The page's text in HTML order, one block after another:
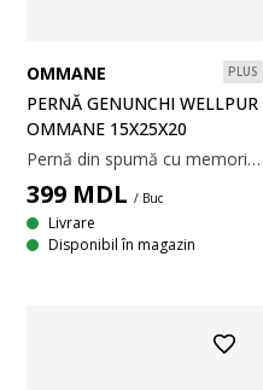
OMMANE PLUS
PERNĂ GENUNCHI WELLPUR
OMMANE 15X25X20
Pernă din spumă cu memorie AIR care înlătură presiunea musculară, infuzată cu cărbune de bambus care absoarbe umezeala. Spuma cu memorie AIR se modelează rapid și precis pe genunchi. Țesătură din 100% poliester. Temperatură spălare: 60°C. 15x25x20 cm
399 MDL / Buc
Livrare
Disponibil în magazin